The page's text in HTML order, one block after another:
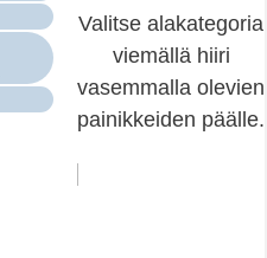
Valitse alakategoria
viemällä hiiri
vasemmalla olevien
painikkeiden päälle.